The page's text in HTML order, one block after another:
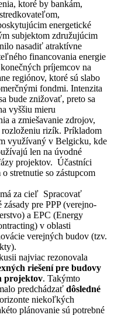
ktoré by bankám,
energetické
subjektom združujúcim
nasadiť atraktívne
financovania energie
príjemcov na
regiónov, ktoré sú slabo
fondmi. Intenzita
bude znižovať, preto sa
vyššiu mieru
a zmiešavanie zdrojov,
rizík. Príkladom
využívaný v Belgicku, kde
len na úvodné
projektov. Účastníci
stretnutie so zástupcom
má za cieľ Spracovať
zásady pre PPP (verejno-
a EPC (Energy
v oblasti
verejných budov (tzv.
najviac rezonovala
riešení pre budovy
projektov. Takýmto
predchádzať dôsledné
niekoľkých
plánovanie sú potrebné